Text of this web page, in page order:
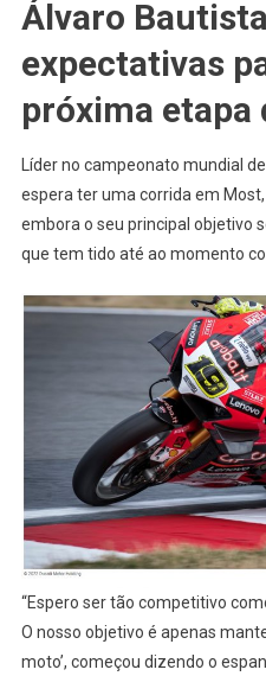
Álvaro
expectativas
próxima etapa
Líder no campeonato mundial
espera ter uma corrida em
embora o seu principal objetivo
que tem tido até ao momento
“Espero ser tão competitivo
O nosso objetivo é apenas
moto’, começou dizendo o